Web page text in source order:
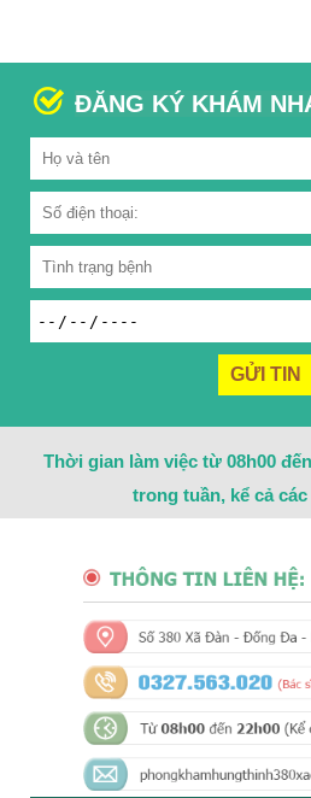
ĐĂNG KÝ KHÁM
Thời gian làm việc từ 08h00
trong tuần, kể cả các